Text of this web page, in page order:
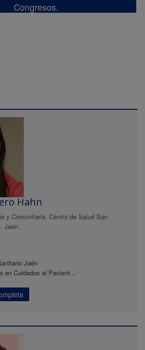
Congresos.
Hahn
y Comunitaria. Centro de Salud San
Jaén.
Jaén
en Cuidados al Pacient...